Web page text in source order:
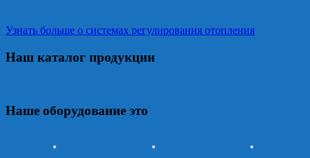
Узнать больше о системах регулирования отопления
Наш каталог продукции
Наше оборудование это